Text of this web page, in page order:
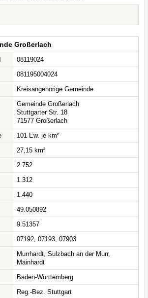
Großerlach
08119024
081195004024
Kreisangehörige Gemeinde
Gemeinde Großerlach
Stuttgarter Str. 18
71577 Großerlach
101 Ew. je km²
27,15 km²
2.752
1.312
1.440
49.050892
9.51357
07192, 07193, 07903
Murrhardt, Sulzbach an der Murr,
Mainhardt
Baden-Württemberg
Reg.-Bez. Stuttgart